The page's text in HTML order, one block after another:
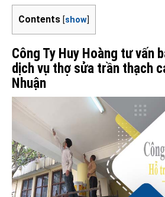
Contents [show]
Công Ty Huy Hoàng tư vấn
dịch vụ thợ sửa trần thạch
Nhuận